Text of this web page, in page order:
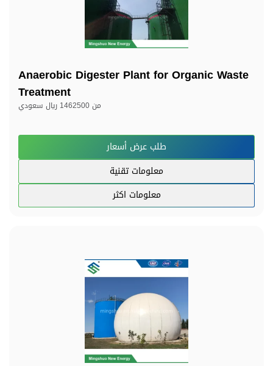
Anaerobic Digester Plant for Organic Waste
Treatment
من1462500 ريال سعودي
طلب عرض أسعار
معلومات تقنية
معلومات اكثر